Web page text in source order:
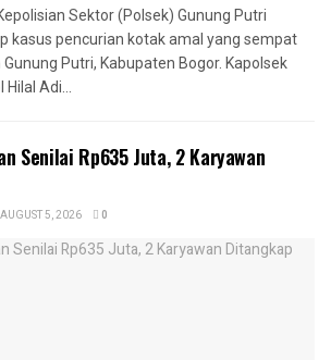
Sektor (Polsek) Gunung Putri
kasus pencurian kotak amal yang sempat
Putri, Kabupaten Bogor. Kapolsek
Adi...
Senilai Rp635 Juta, 2 Karyawan
AUGUST 5, 2026 0